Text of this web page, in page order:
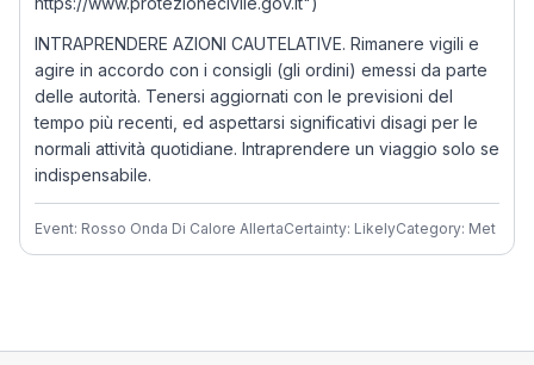
INTRAPRENDERE AZIONI CAUTELATIVE. Rimanere vigili e
agire in accordo con i consigli (gli ordini) emessi da parte
delle autorità. Tenersi aggiornati con le previsioni del
tempo più recenti, ed aspettarsi significativi disagi per le
normali attività quotidiane. Intraprendere un viaggio solo se
indispensabile.
Event: Rosso Onda Di Calore AllertaCertainty: LikelyCategory: Met